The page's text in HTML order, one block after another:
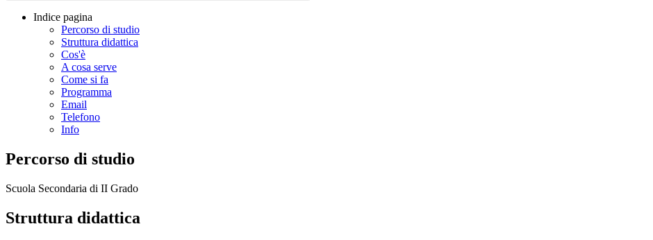
Indice pagina
Percorso di studio
Struttura didattica
Cos'è
A cosa serve
Come si fa
Programma
Email
Telefono
Info
Percorso di studio
Scuola Secondaria di II Grado
Struttura didattica